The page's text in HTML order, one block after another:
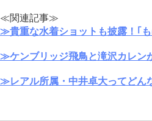
≪関連記事≫
≫貴重な水着ショットも披露！｢
≫ケンブリッジ飛鳥と滝沢カレン
≫レアル所属・中井卓大ってどん